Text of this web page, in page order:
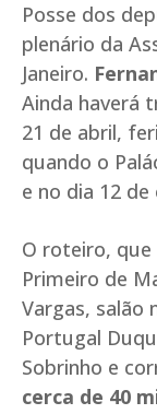
Posse dos
plenário da
Janeiro.
Ainda haverá
21 de abril,
quando o
e no dia 12
O roteiro, que
Primeiro de
Vargas, salão
Portugal
Sobrinho e
cerca de 40